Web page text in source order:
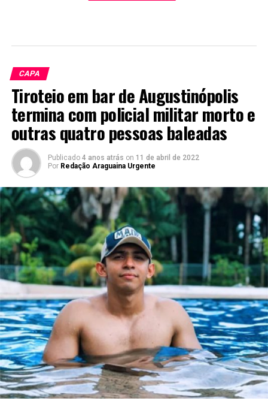
CAPA
Tiroteio em bar de Augustinópolis
termina com policial militar morto e
outras quatro pessoas baleadas
Publicado 4 anos atrás on 11 de abril de 2022
Por Redação Araguaina Urgente